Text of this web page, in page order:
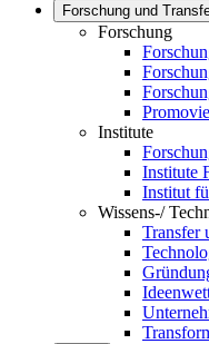
Forschung und
Forschung
Institute
Institute
Institut
Wissens-/
Transfer